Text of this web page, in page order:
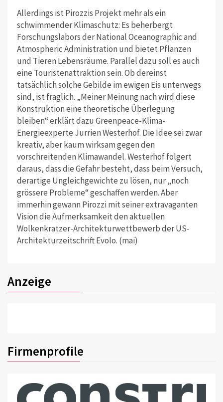
Allerdings ist Pirozzis Projekt mehr als ein
schwimmender Klimaschutz: Es beherbergt
Forschungslabors der National Oceanographic and
Atmospheric Administration und bietet Pflanzen
und Tieren Lebensräume. Parallel dazu soll es auch
eine Touristenattraktion sein. Ob dereinst
tatsächlich solche Gebilde im ewigen Eis unterwegs
sind, ist fraglich. „Meiner Meinung nach wird diese
Konstruktion eine theoretische Überlegung
bleiben“ erklärt dazu Greenpeace-Klima-
Energieexperte Jurrien Westerhof. Die Idee sei zwar
kreativ, aber kaum wirksam gegen den
vorschreitenden Klimawandel. Westerhof folgert
daraus, dass die Gefahr besteht, dass beim Versuch,
derartige Ungleichgewichte zu lösen, nur „noch
grössere Probleme“ geschaffen werden. Aber
immerhin gewann Pirozzi mit seiner extravaganten
Vision die Aufmerksamkeit den aktuellen
Wolkenkratzer-Architekturwettbewerb der US-
Architekturzeitschrift Evolo. (mai)
Anzeige
Firmenprofile